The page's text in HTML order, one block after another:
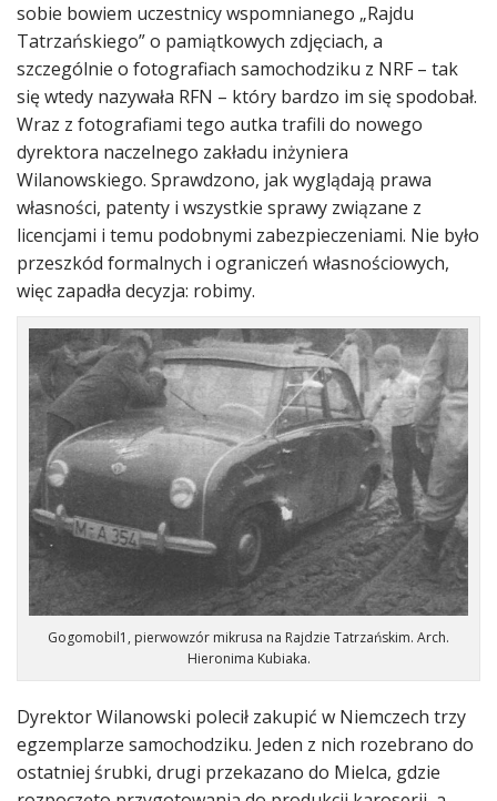
sobie bowiem uczestnicy wspomnianego „Rajdu
Tatrzańskiego” o pamiątkowych zdjęciach, a
szczególnie o fotografiach samochodziku z NRF – tak
się wtedy nazywała RFN – który bardzo im się spodobał.
Wraz z fotografiami tego autka trafili do nowego
dyrektora naczelnego zakładu inżyniera
Wilanowskiego. Sprawdzono, jak wyglądają prawa
własności, patenty i wszystkie sprawy związane z
licencjami i temu podobnymi zabezpieczeniami. Nie było
przeszkód formalnych i ograniczeń własnościowych,
więc zapadła decyzja: robimy.
Gogomobil1, pierwowzór mikrusa na Rajdzie Tatrzańskim. Arch.
Hieronima Kubiaka.
Dyrektor Wilanowski polecił zakupić w Niemczech trzy
egzemplarze samochodziku. Jeden z nich rozebrano do
ostatniej śrubki, drugi przekazano do Mielca, gdzie